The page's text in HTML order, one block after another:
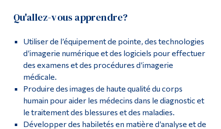
Qu'allez-vous apprendre?
Utiliser de l’équipement de pointe, des technologies
d’imagerie numérique et des logiciels pour effectuer
des examens et des procédures d’imagerie
médicale.
Produire des images de haute qualité du corps
humain pour aider les médecins dans le diagnostic et
le traitement des blessures et des maladies.
Développer des habiletés en matière d’analyse et de